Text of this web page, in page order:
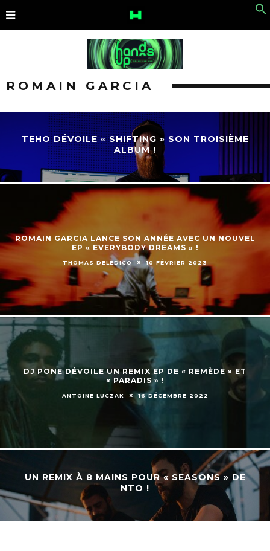
ROMAIN GARCIA
TEHO DÉVOILE « SHIFTING » SON TROISIÈME
ALBUM !
ROMAIN GARCIA LANCE SON ANNÉE AVEC UN NOUVEL
EP « EVERYBODY DREAMS » !
THOMAS DELEDICQ 10 FÉVRIER 2023
DJ PONE DÉVOILE UN REMIX EP DE « REMÈDE » ET
« PARADIS » !
ANTOINE LUCZAK 16 DÉCEMBRE 2022
UN REMIX À 8 MAINS POUR « SEASONS » DE
NTO !